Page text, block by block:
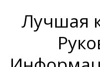
содержимому
Лучшая